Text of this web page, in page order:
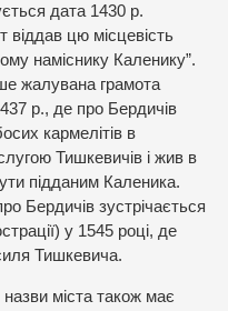
дата 1430 р.
віддав цю місцевість
наміснику Каленику”.
жалувана грамота
р., де про Бердичів
кармелітів в
Тишкевичів і жив в
підданим Каленика.
Бердичів зустрічається
у 1545 році, де
Тишкевича.
міста також має